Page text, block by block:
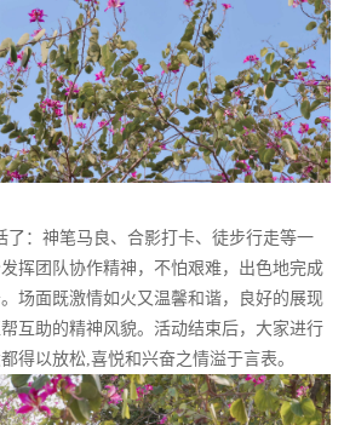
了：神笔马良、合影打卡、徒步行走等一
挥团队协作精神，不怕艰难，出色地完成
场面既激情如火又温馨和谐，良好的展现
互助的精神风貌。活动结束后，大家进行
得以放松,喜悦和兴奋之情溢于言表。